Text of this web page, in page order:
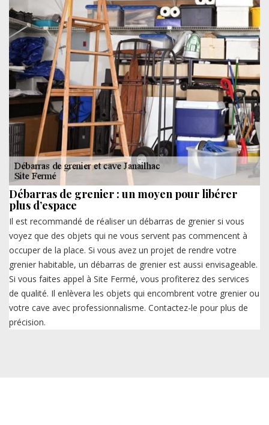
Débarras de grenier : un moyen pour libérer
plus d’espace
Il est recommandé de réaliser un débarras de grenier si vous
voyez que des objets qui ne vous servent pas commencent à
occuper de la place. Si vous avez un projet de rendre votre
grenier habitable, un débarras de grenier est aussi envisageable.
Si vous faites appel à Site Fermé, vous profiterez des services
de qualité. Il enlèvera les objets qui encombrent votre grenier ou
votre cave avec professionnalisme. Contactez-le pour plus de
précision.